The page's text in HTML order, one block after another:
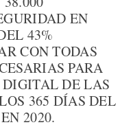
EN
43%
CON TODAS
PARA
DIGITAL DE LAS
365 DÍAS DEL
2020.